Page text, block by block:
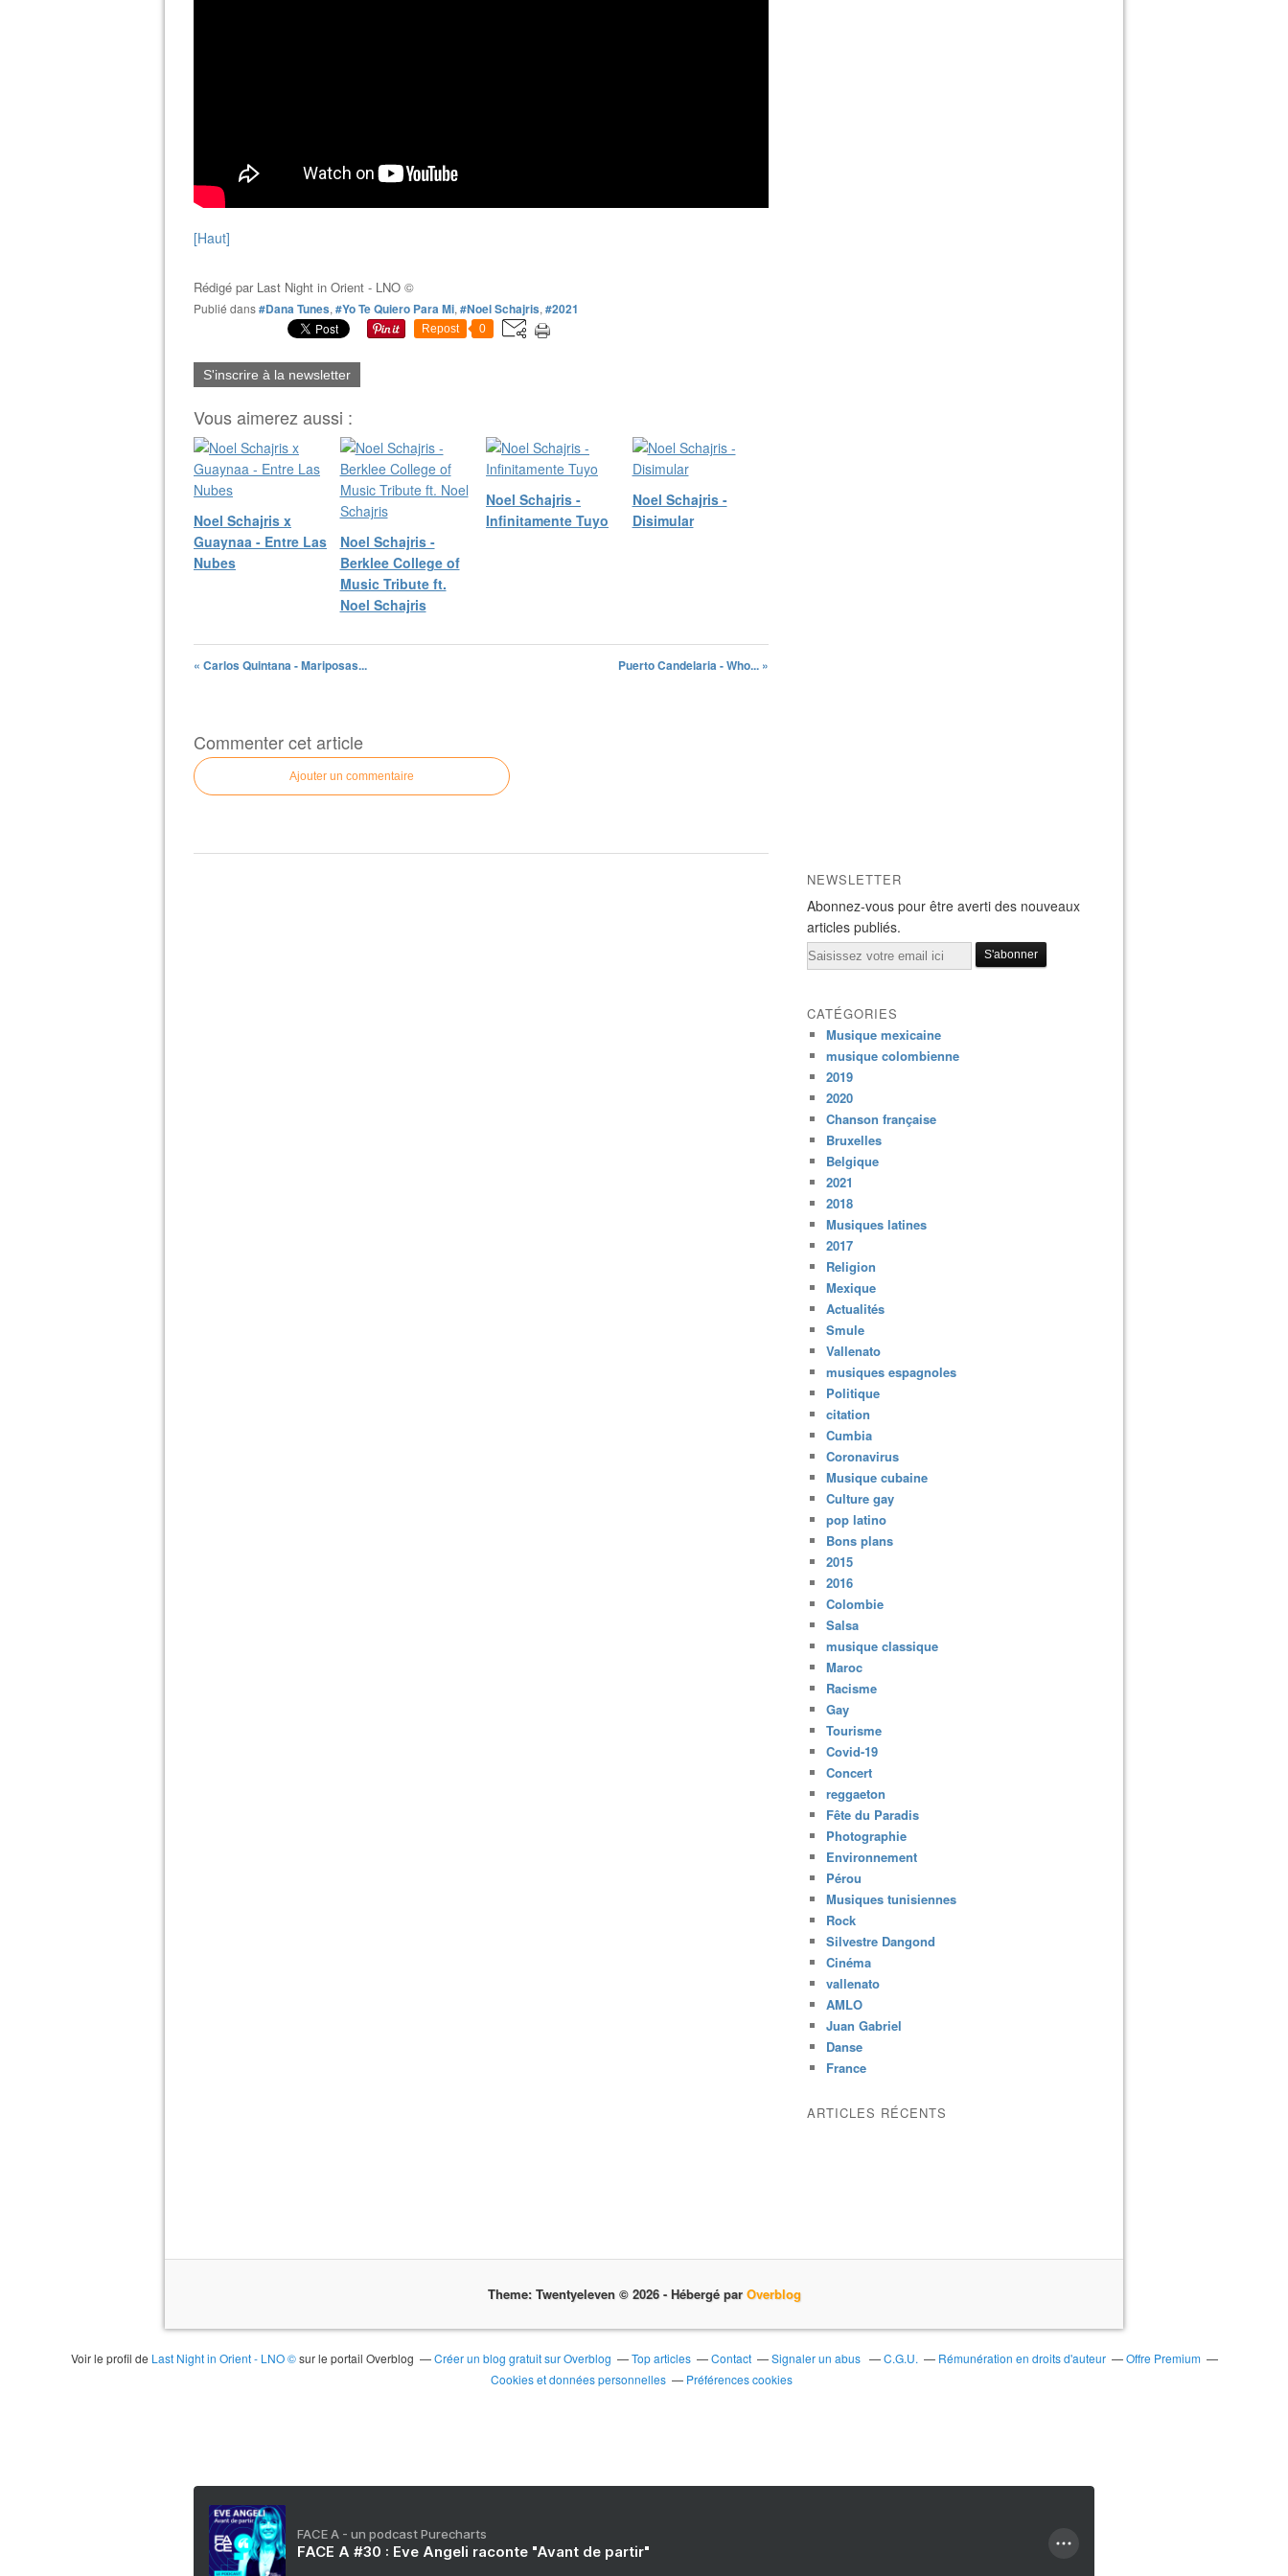
[Haut]
Rédigé par Last Night in Orient - LNO ©
Publié dans#Dana Tunes, #Yo Te Quiero Para Mi, #Noel Schajris, #2021
Repost 0
S'inscrire à la newsletter
Vous aimerez aussi :
Noel Schajris x
Guaynaa - Entre Las
Nubes
Noel Schajris -
Berklee College of
Music Tribute ft.
Noel Schajris
Noel Schajris -
Infinitamente Tuyo
Noel Schajris -
Disimular
« Carlos Quintana - Mariposas... Puerto Candelaria - Who... »
Commenter cet article
Ajouter un commentaire
NEWSLETTER
Abonnez-vous pour être averti des nouveaux
articles publiés.
Email
CATÉGORIES
Musique mexicaine
musique colombienne
2019
2020
Chanson française
Bruxelles
Belgique
2021
2018
Musiques latines
2017
Religion
Mexique
Actualités
Smule
Vallenato
musiques espagnoles
Politique
citation
Cumbia
Coronavirus
Musique cubaine
Culture gay
pop latino
Bons plans
2015
2016
Colombie
Salsa
musique classique
Maroc
Racisme
Gay
Tourisme
Covid-19
Concert
reggaeton
Fête du Paradis
Photographie
Environnement
Pérou
Musiques tunisiennes
Rock
Silvestre Dangond
Cinéma
vallenato
AMLO
Juan Gabriel
Danse
France
ARTICLES RÉCENTS
Theme: Twentyeleven © 2026 - Hébergé par Overblog
Voir le profil de Last Night in Orient - LNO ©sur le portail Overblog Créer un blog gratuit sur Overblog Top articles Contact Signaler un abus C.G.U. Rémunération en droits d'auteur
Offre Premium
Cookies et données personnelles
Préférences cookies
FACE A - un podcast Purecharts
FACE A #30 : Eve Angeli raconte "Avant de partir"